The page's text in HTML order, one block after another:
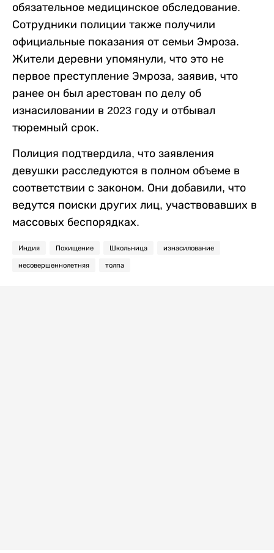
обязательное медицинское обследование.
Сотрудники полиции также получили
официальные показания от семьи Эмроза.
Жители деревни упомянули, что это не
первое преступление Эмроза, заявив, что
ранее он был арестован по делу об
изнасиловании в 2023 году и отбывал
тюремный срок.
Полиция подтвердила, что заявления
девушки расследуются в полном объеме в
соответствии с законом. Они добавили, что
ведутся поиски других лиц, участвовавших в
массовых беспорядках.
Индия Похищение Школьница изнасилование
несовершеннолетняя толпа